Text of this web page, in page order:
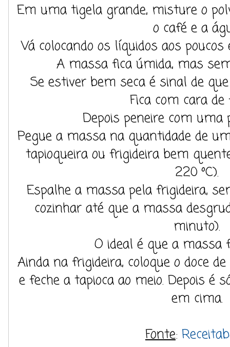
Em uma tigela grande, misture o
o café e a
Vá colocando os líquidos aos
A massa fica úmida, mas
Se estiver bem seca é sinal de
Fica com cara de
Depois peneire com uma
Pegue a massa na quantidade de
tapioqueira ou frigideira bem
220 ºC).
Espalhe a massa pela frigideira,
cozinhar até que a massa
minuto).
O ideal é que a massa
Ainda na frigideira, coloque o doce
e feche a tapioca ao meio. Depois é
em cima.
Fonte: